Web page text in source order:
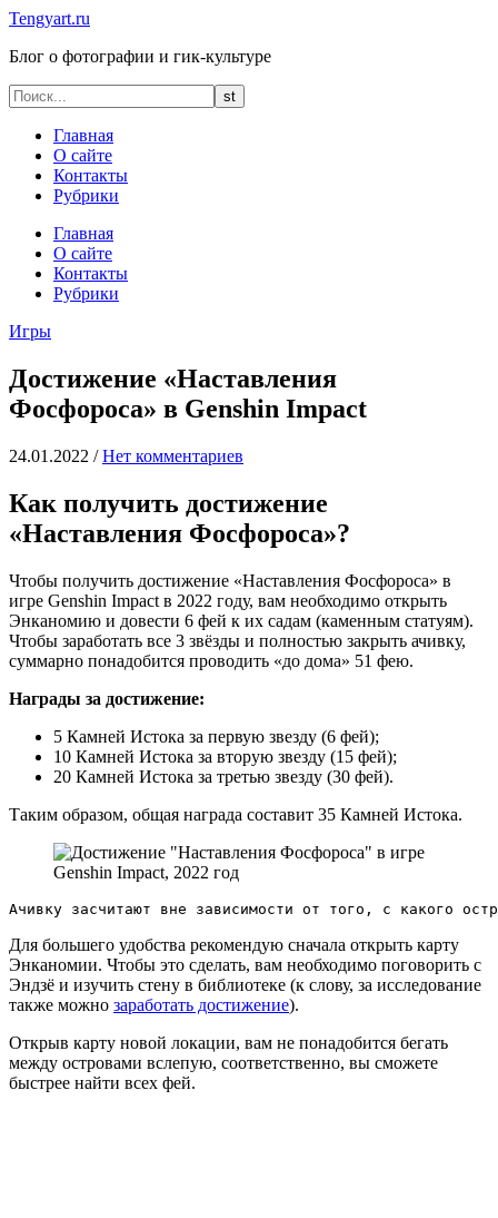
Tengyart.ru
Блог о фотографии и гик-культуре
Главная
О сайте
Контакты
Рубрики
Главная
О сайте
Контакты
Рубрики
Игры
Достижение «Наставления
Фосфороса» в Genshin Impact
24.01.2022 / Нет комментариев
Как получить достижение
«Наставления Фосфороса»?
Чтобы получить достижение «Наставления Фосфороса» в
игре Genshin Impact в 2022 году, вам необходимо открыть
Энканомию и довести 6 фей к их садам (каменным статуям).
Чтобы заработать все 3 звёзды и полностью закрыть ачивку,
суммарно понадобится проводить «до дома» 51 фею.
Награды за достижение:
5 Камней Истока за первую звезду (6 фей);
10 Камней Истока за вторую звезду (15 фей);
20 Камней Истока за третью звезду (30 фей).
Таким образом, общая награда составит 35 Камней Истока.
Ачивку засчитают вне зависимости от того, с какого
Для большего удобства рекомендую сначала открыть карту
Энканомии. Чтобы это сделать, вам необходимо поговорить с
Эндзё и изучить стену в библиотеке (к слову, за исследование
также можно заработать достижение).
Открыв карту новой локации, вам не понадобится бегать
между островами вслепую, соответственно, вы сможете
быстрее найти всех фей.